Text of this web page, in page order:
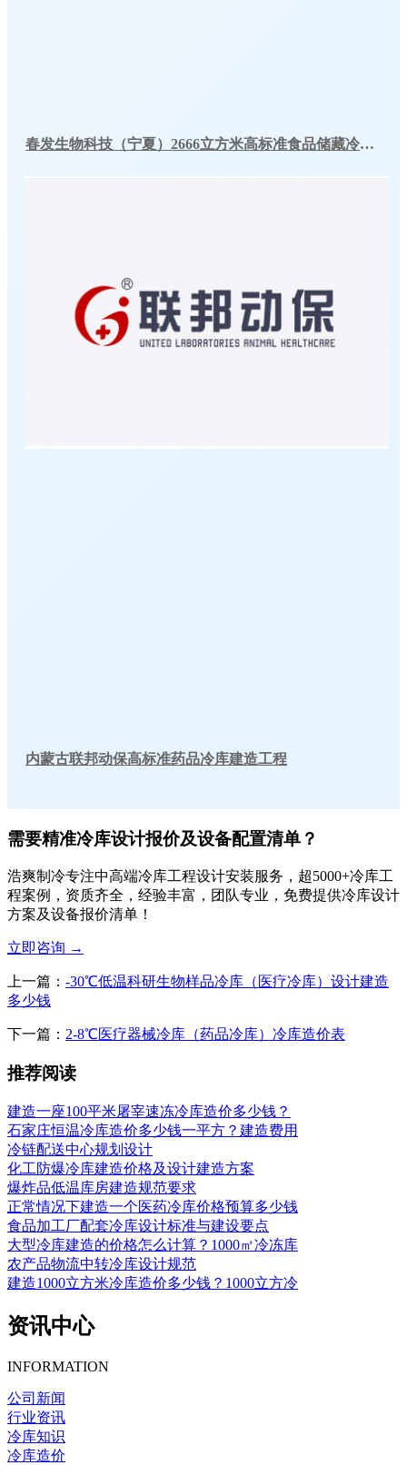
春发生物科技（宁夏）2666立方米高标准食品储藏冷库工程案例
内蒙古联邦动保高标准药品冷库建造工程
需要精准冷库设计报价及设备配置清单？
浩爽制冷专注中高端冷库工程设计安装服务，超5000+冷库工
程案例，资质齐全，经验丰富，团队专业，免费提供冷库设计
方案及设备报价清单！
立即咨询 →
上一篇： -30℃低温科研生物样品冷库（医疗冷库）设计建造
多少钱
下一篇： 2-8℃医疗器械冷库（药品冷库）冷库造价表
推荐阅读
建造一座100平米屠宰速冻冷库造价多少钱？
石家庄恒温冷库造价多少钱一平方？建造费用
冷链配送中心规划设计
化工防爆冷库建造价格及设计建造方案
爆炸品低温库房建造规范要求
正常情况下建造一个医药冷库价格预算多少钱
食品加工厂配套冷库设计标准与建设要点
大型冷库建造的价格怎么计算？1000㎡冷冻库
农产品物流中转冷库设计规范
建造1000立方米冷库造价多少钱？1000立方冷
资讯中心
INFORMATION
公司新闻
行业资讯
冷库知识
冷库造价